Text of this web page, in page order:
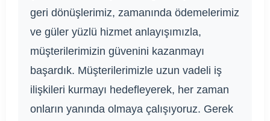
geri dönüşlerimiz, zamanında ödemelerimiz
ve güler yüzlü hizmet anlayışımızla,
müşterilerimizin güvenini kazanmayı
başardık. Müşterilerimizle uzun vadeli iş
ilişkileri kurmayı hedefleyerek, her zaman
onların yanında olmaya çalışıyoruz. Gerek